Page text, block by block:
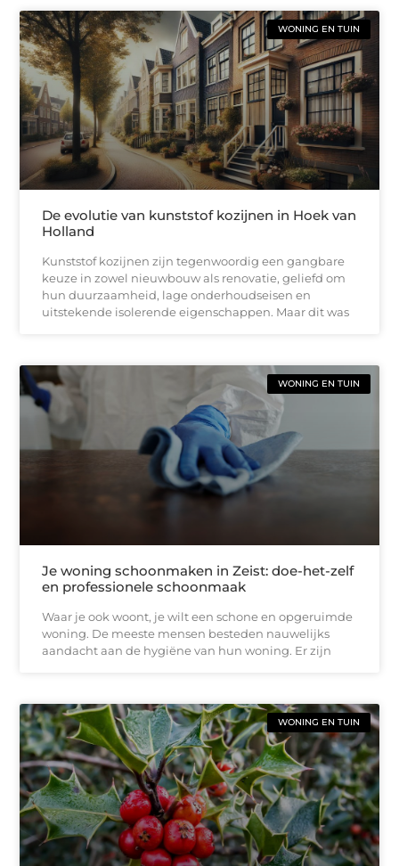
WONING EN TUIN
De evolutie van kunststof kozijnen in Hoek van
Holland
Kunststof kozijnen zijn tegenwoordig een gangbare
keuze in zowel nieuwbouw als renovatie, geliefd om
hun duurzaamheid, lage onderhoudseisen en
uitstekende isolerende eigenschappen. Maar dit was
WONING EN TUIN
Je woning schoonmaken in Zeist: doe-het-zelf
en professionele schoonmaak
Waar je ook woont, je wilt een schone en opgeruimde
woning. De meeste mensen besteden nauwelijks
aandacht aan de hygiëne van hun woning. Er zijn
WONING EN TUIN